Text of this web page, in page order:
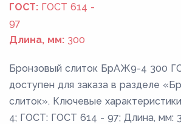
ГОСТ: ГОСТ 614 -
97
Длина, мм: 300
Бронзовый слиток БрАЖ9-4 300
доступен для заказа в разделе
слиток». Ключевые
4; ГОСТ: ГОСТ 614 - 97; Длина, мм: